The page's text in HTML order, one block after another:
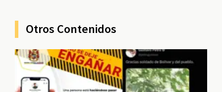
Otros Contenidos